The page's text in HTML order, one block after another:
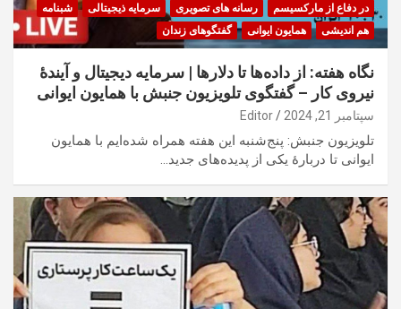
در دفاع از مارکسیسم رسانه های تصویری سرمایه ذیجیتالی
شبنامه
هم اندیشی
همایون ایوانی گفتگوهای زندان
نگاه هفته: از داده‌ها تا دلارها | سرمایه دیجیتال و آیندهٔ
نیروی کار – گفتگوی تلویزیون جنبش با همایون ایوانی
سپتامبر 21, 2024 Editor
تلویزیون جنبش: پنج‌شنبه این هفته همراه شده‌ایم با همایون
ایوانی تا دربارهٔ یکی از پدیده‌های جدید…